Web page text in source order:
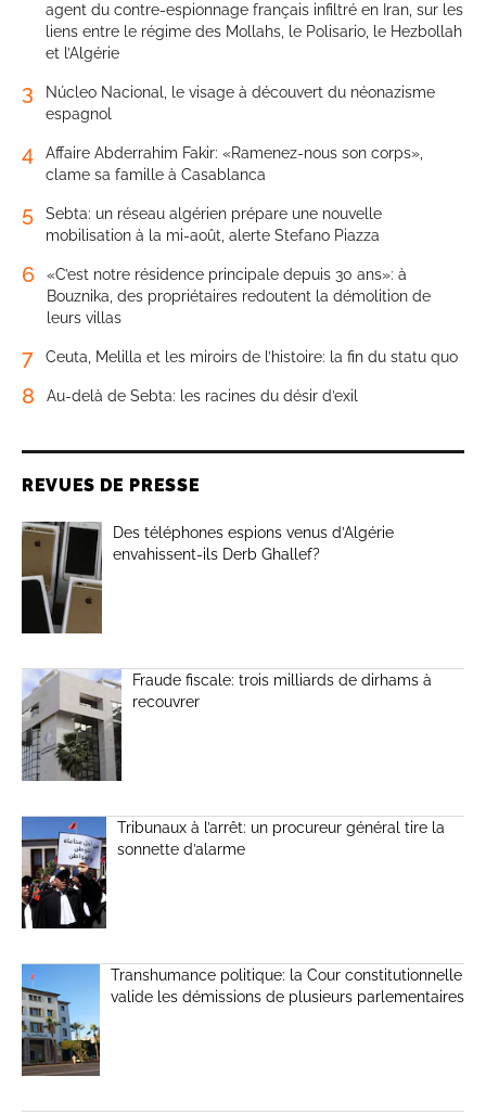
agent du contre-espionnage français infiltré en Iran, sur les
liens entre le régime des Mollahs, le Polisario, le Hezbollah
et l’Algérie
3
Núcleo Nacional, le visage à découvert du néonazisme
espagnol
4
Affaire Abderrahim Fakir: «Ramenez-nous son corps»,
clame sa famille à Casablanca
5
Sebta: un réseau algérien prépare une nouvelle
mobilisation à la mi-août, alerte Stefano Piazza
6
«C’est notre résidence principale depuis 30 ans»: à
Bouznika, des propriétaires redoutent la démolition de
leurs villas
7 Ceuta, Melilla et les miroirs de l’histoire: la fin du statu quo
8 Au-delà de Sebta: les racines du désir d’exil
REVUES DE PRESSE
Des téléphones espions venus d’Algérie
envahissent-ils Derb Ghallef?
Fraude fiscale: trois milliards de dirhams à
recouvrer
Tribunaux à l’arrêt: un procureur général tire la
sonnette d’alarme
Transhumance politique: la Cour constitutionnelle
valide les démissions de plusieurs parlementaires